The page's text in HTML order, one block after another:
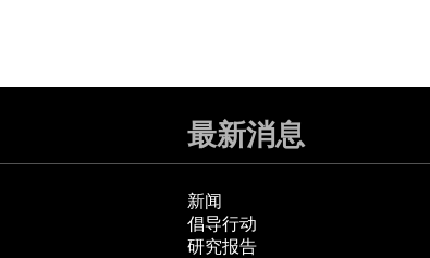
最新消息
新闻
倡导行动
研究报告